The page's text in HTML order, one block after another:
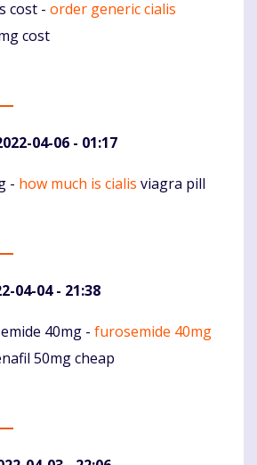
cost - order generic cialis
cost
04-06 - 01:17
- how much is cialis viagra pill
04-04 - 21:38
40mg - furosemide 40mg
50mg cheap